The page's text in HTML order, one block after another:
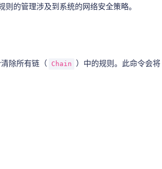
则的管理涉及到系统的网络安全策略。
除所有链（ Chain ）中的规则。此命令会将